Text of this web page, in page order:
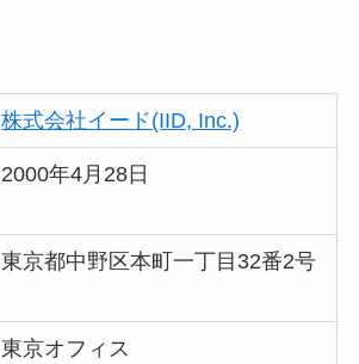
株式会社イード(IID, Inc.)
2000年4月28日
東京都中野区本町一丁目32番2号
東京オフィス